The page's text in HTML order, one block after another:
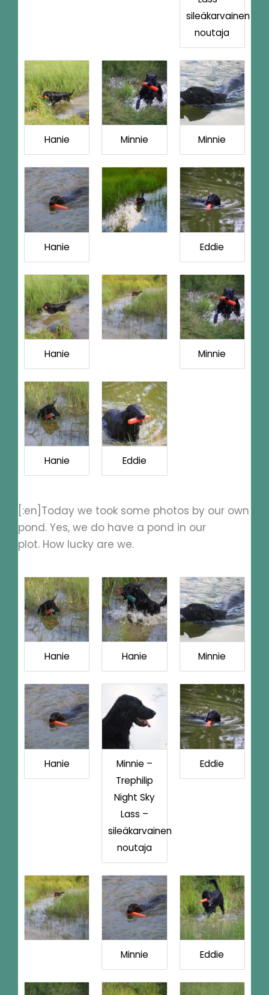
sileäkarvainen
noutaja
Hanie Minnie Minnie
Hanie Eddie
Hanie Minnie
Hanie Eddie
[:en]Today we took some photos by our own
pond. Yes, we do have a pond in our
plot. How lucky are we.
Hanie Hanie Minnie
Hanie
Minnie –
Trephilip
Night Sky
Lass –
sileäkarvainen
noutaja
Eddie
Minnie Eddie